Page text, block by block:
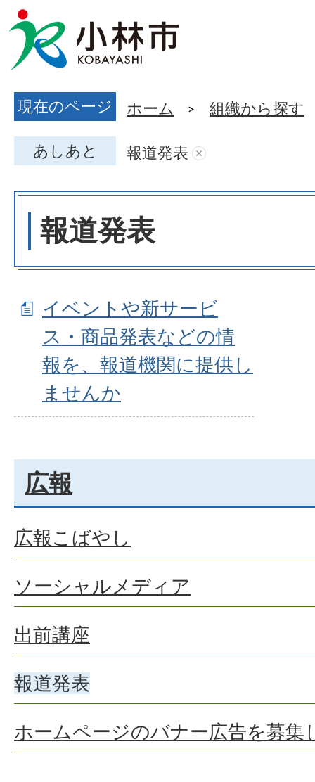
現在のページ ホーム 組織から探す
あしあと 報道発表
報道発表
イベントや新サービ
ス・商品発表などの情
報を、報道機関に提供し
ませんか
広報
広報こばやし
ソーシャルメディア
出前講座
報道発表
ホームページのバナー広告を募集